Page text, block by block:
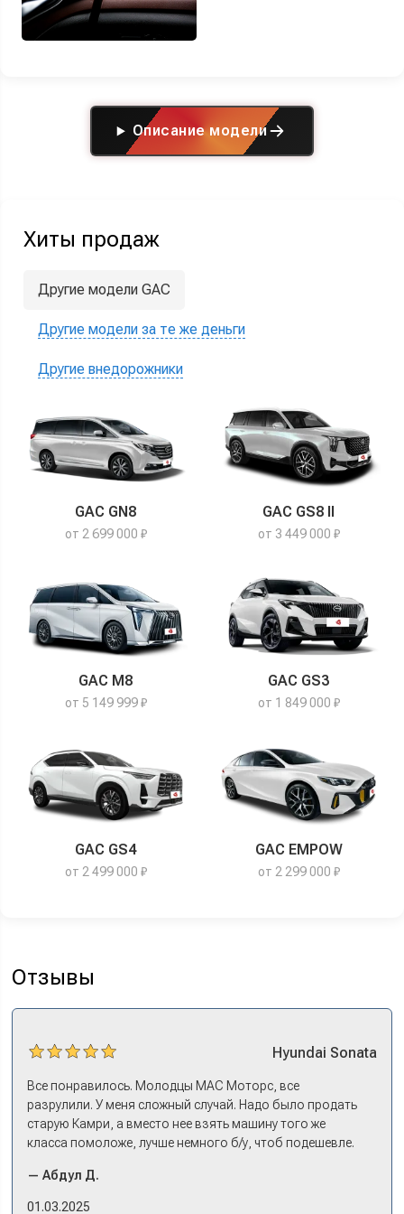
Описание модели
Хиты продаж
Другие модели GAC
Другие модели за те же деньги
Другие внедорожники
GAC GN8
от 2 699 000 ₽
GAC GS8 II
от 3 449 000 ₽
GAC M8
от 5 149 999 ₽
GAC GS3
от 1 849 000 ₽
GAC GS4
от 2 499 000 ₽
GAC EMPOW
от 2 299 000 ₽
Отзывы
Hyundai Sonata
Все понравилось. Молодцы МАС Моторс, все
разрулили. У меня сложный случай. Надо было продать
старую Камри, а вместо нее взять машину того же
класса помоложе, лучше немного б/у, чтоб подешевле.
либо самому всем этим заниматься – а работать когда?
Либо искать салон, где есть нормальный трейд-ин. И
— Абдул Д.
01.03.2025